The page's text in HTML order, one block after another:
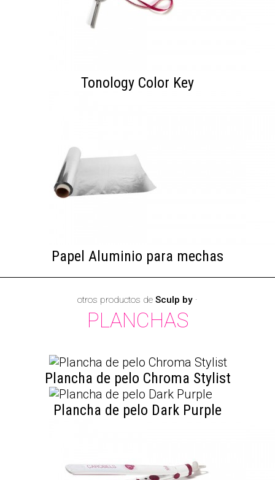
Tonology Color Key
Papel Aluminio para mechas
otros productos de Sculp by ·
PLANCHAS
Plancha de pelo Chroma Stylist
Plancha de pelo Dark Purple